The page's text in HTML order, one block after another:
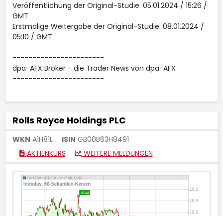
Veröffentlichung der Original-Studie: 05.01.2024 / 15:26 /
GMT
Erstmalige Weitergabe der Original-Studie: 08.01.2024 /
05:10 / GMT
-----------------------
dpa-AFX Broker - die Trader News von dpa-AFX
-----------------------
Rolls Royce Holdings PLC
WKN A1H81L ISIN GB00B63H8491
AKTIENKURS
WEITERE MELDUNGEN